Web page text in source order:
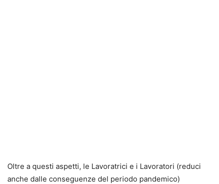
Oltre a questi aspetti, le Lavoratrici e i Lavoratori (reduci
anche dalle conseguenze del periodo pandemico)